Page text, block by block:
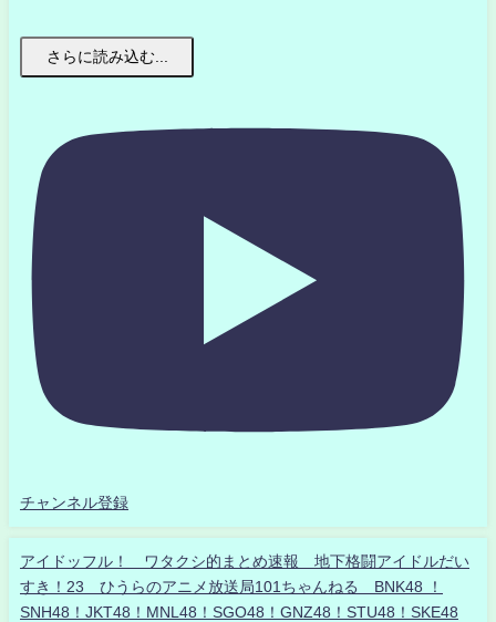
さらに読み込む...
チャンネル登録
アイドッフル！ ワタクシ的まとめ速報 地下格闘アイドルだい
すき！23 ひうらのアニメ放送局101ちゃんねる BNK48 ！
SNH48！JKT48！MNL48！SGO48！GNZ48！STU48！SKE48